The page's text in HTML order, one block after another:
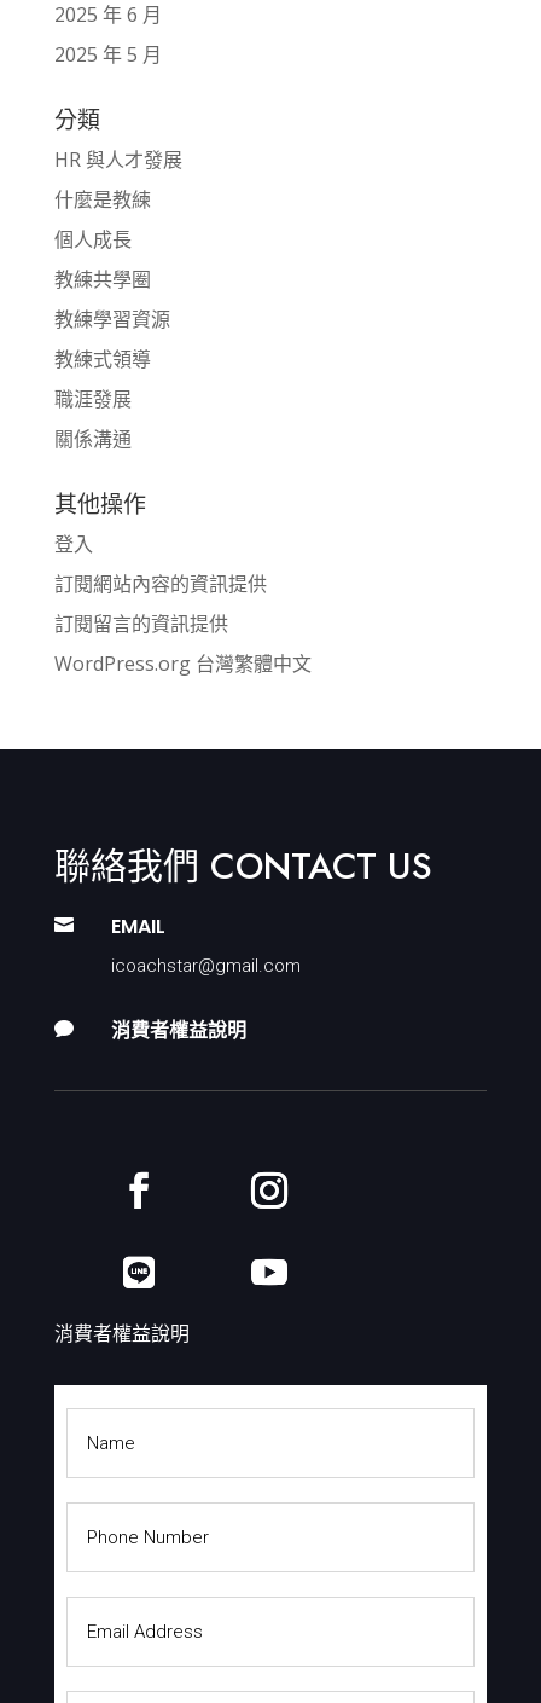
2025 年 6 月
2025 年 5 月
分類
HR 與人才發展
什麼是教練
個人成長
教練共學圈
教練學習資源
教練式領導
職涯發展
關係溝通
其他操作
登入
訂閱網站內容的資訊提供
訂閱留言的資訊提供
WordPress.org 台灣繁體中文
聯絡我們 CONTACT US
 EMAIL
icoachstar@gmail.com
 消費者權益說明
消費者權益說明